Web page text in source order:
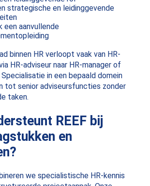
strategische en leidinggevende
een aanvullende
binnen HR verloopt vaak van HR-
HR-adviseur naar HR-manager of
in een bepaald domein
tot senior adviseursfuncties zonder
taken.
REEF bij
en
we specialistische HR-kennis